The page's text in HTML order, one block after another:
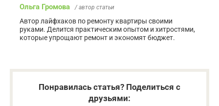
Ольга Громова / автор статьи
Автор лайфхаков по ремонту квартиры своими
руками. Делится практическим опытом и хитростями,
которые упрощают ремонт и экономят бюджет.
Понравилась статья? Поделиться с
друзьями: